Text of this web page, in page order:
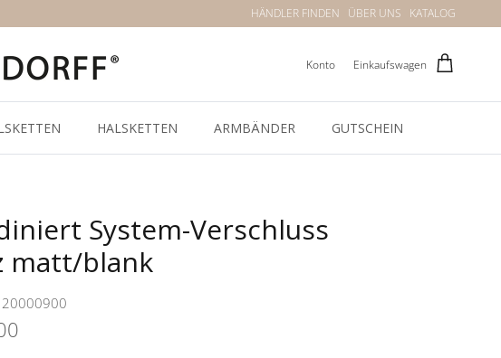
HÄNDLER FINDEN ÜBER UNS KATALOG
Konto Einkaufswagen
HALSKETTEN ARMBÄNDER GUTSCHEIN
System-Verschluss
matt/blank